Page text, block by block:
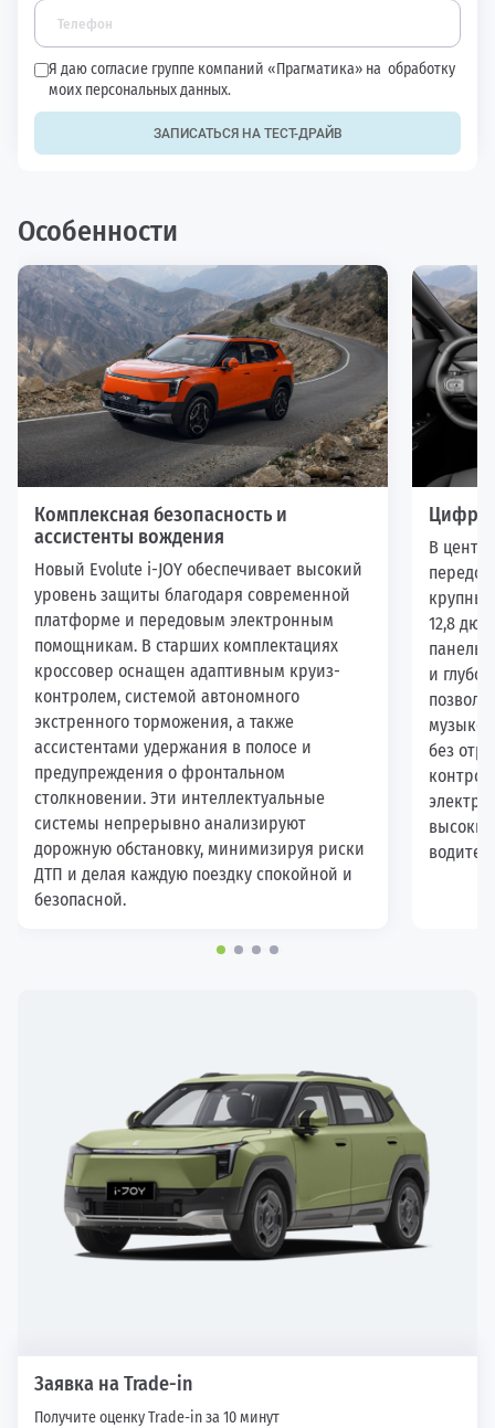
Я даю согласие группе компаний «Прагматика» на обработку
моих персональных данных.
ЗАПИСАТЬСЯ НА ТЕСТ-ДРАЙВ
Особенности
Комплексная безопасность и
ассистенты вождения
Новый Evolute i-JOY обеспечивает высокий
уровень защиты благодаря современной
платформе и передовым электронным
помощникам. В старших комплектациях
кроссовер оснащен адаптивным круиз-
контролем, системой автономного
экстренного торможения, а также
ассистентами удержания в полосе и
предупреждения о фронтальном
столкновении. Эти интеллектуальные
системы непрерывно анализируют
дорожную обстановку, минимизируя риски
ДТП и делая каждую поездку спокойной и
безопасной.
В
12,8
панель.
и
без
Заявка на Trade-in
Получите оценку Trade-in за 10 минут